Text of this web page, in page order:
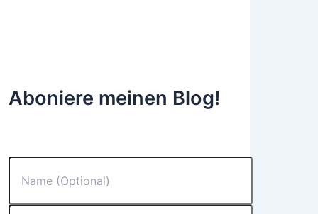
Aboniere meinen Blog!